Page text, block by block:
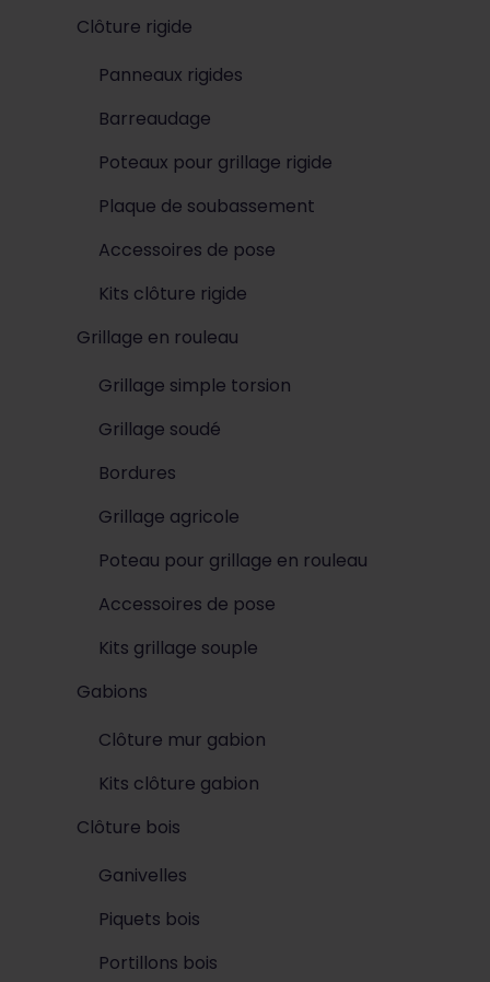
Clôture rigide
Panneaux rigides
Barreaudage
Poteaux pour grillage rigide
Plaque de soubassement
Accessoires de pose
Kits clôture rigide
Grillage en rouleau
Grillage simple torsion
Grillage soudé
Bordures
Grillage agricole
Poteau pour grillage en rouleau
Accessoires de pose
Kits grillage souple
Gabions
Clôture mur gabion
Kits clôture gabion
Clôture bois
Ganivelles
Piquets bois
Portillons bois